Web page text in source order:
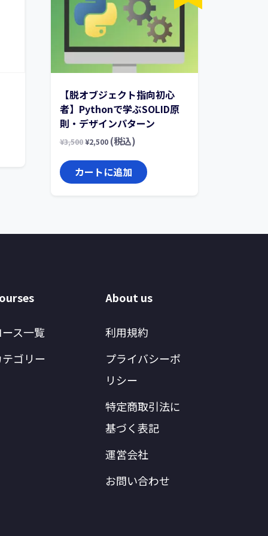
【脱オブジェクト指向初心
者】Pythonで学ぶSOLID原
則・デザインパターン
¥3,500 ¥2,500 (税込)
カートに追加
ス一覧
ゴリー
About us
利用規約
プライバシーポ
リシー
特定商取引法に
基づく表記
運営会社
お問い合わせ